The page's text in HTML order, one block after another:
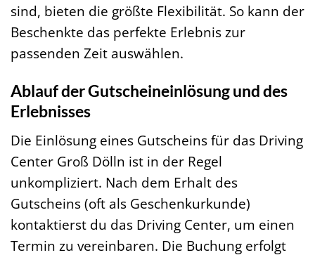
sind, bieten die größte Flexibilität. So kann der
Beschenkte das perfekte Erlebnis zur
passenden Zeit auswählen.
Ablauf der Gutscheineinlösung und des
Erlebnisses
Die Einlösung eines Gutscheins für das Driving
Center Groß Dölln ist in der Regel
unkompliziert. Nach dem Erhalt des
Gutscheins (oft als Geschenkurkunde)
kontaktierst du das Driving Center, um einen
Termin zu vereinbaren. Die Buchung erfolgt